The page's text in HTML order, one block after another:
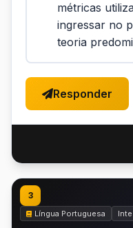
métricas
ingressar no
teoria
Responder
3
Língua Portuguesa